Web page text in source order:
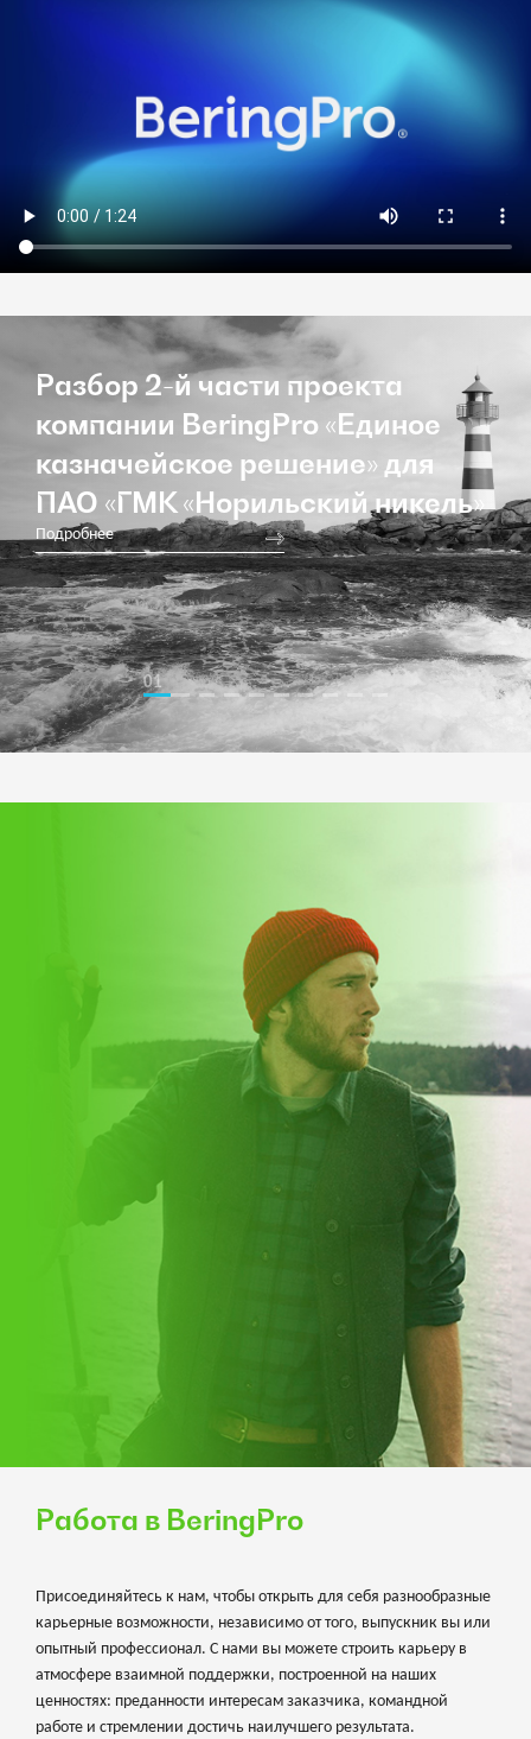
Разбор 2-й части проекта
компании BeringPro «Единое
казначейское решение» для
ПАО «ГМК «Норильский никель»
Подробнее
Работа в BeringPro
Присоединяйтесь к нам, чтобы открыть для себя разнообразные
карьерные возможности, независимо от того, выпускник вы или
опытный профессионал. С нами вы можете строить карьеру в
атмосфере взаимной поддержки, построенной на наших
ценностях: преданности интересам заказчика, командной
работе и стремлении достичь наилучшего результата.